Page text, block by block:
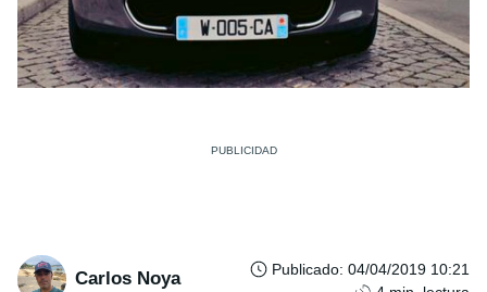
Carlos Noya Publicado: 04/04/2019 10:21